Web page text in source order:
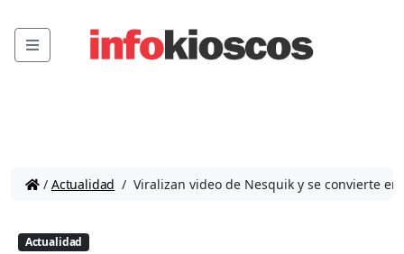
Menu
/ Actualidad / Viralizan video de Nesquik y se convierte en
Actualidad